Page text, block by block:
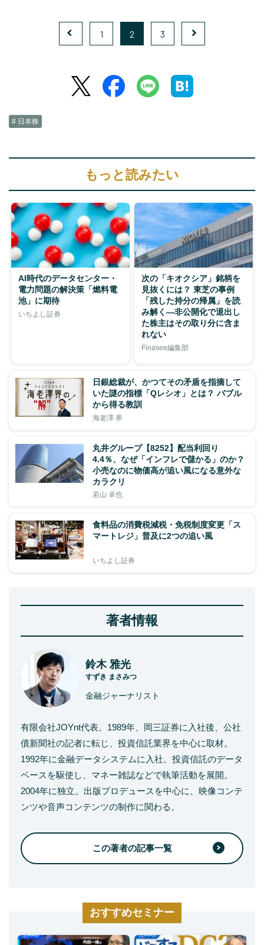
1 2 3
# 日本株
もっと読みたい
AI時代のデータセンター・
電力問題の解決策「燃料電
池」に期待
いちよし証券
次の「キオクシア」銘柄を
見抜くには？ 東芝の事例
「残した持分の帰属」を読
み解く—非公開化で退出し
た株主はその取り分に含ま
れない
Finasee編集部
日銀総裁が、かつてその矛盾を指摘して
いた謎の指標「Qレシオ」とは？ バブル
から得る教訓
海老澤 界
丸井グループ【8252】配当利回り
4.4％、なぜ「インフレで儲かる」のか？
小売なのに物価高が追い風になる意外な
カラクリ
若山 卓也
食料品の消費税減税・免税制度変更「ス
マートレジ」普及に2つの追い風
いちよし証券
著者情報
鈴木 雅光
すずき まさみつ
金融ジャーナリスト
有限会社JOYnt代表。1989年、岡三証券に入社後、公社
債新聞社の記者に転じ、投資信託業界を中心に取材。
1992年に金融データシステムに入社。投資信託のデータ
ベースを駆使し、マネー雑誌などで執筆活動を展開。
2004年に独立。出版プロデュースを中心に、映像コンテ
ンツや音声コンテンツの制作に関わる。
この著者の記事一覧
おすすめセミナー